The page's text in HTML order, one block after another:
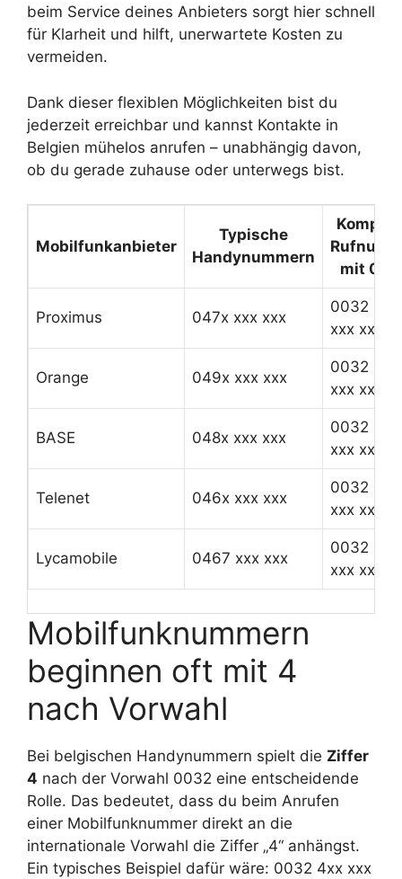
beim Service deines Anbieters sorgt hier schnell
für Klarheit und hilft, unerwartete Kosten zu
vermeiden.
Dank dieser flexiblen Möglichkeiten bist du
jederzeit erreichbar und kannst Kontakte in
Belgien mühelos anrufen – unabhängig davon,
ob du gerade zuhause oder unterwegs bist.
Mobilfunkanbieter
Typische
Handynummern
mit
Proximus 047x xxx xxx
0032 47x
xxx xxx
Orange 049x xxx xxx
0032 49x
xxx xxx
BASE 048x xxx xxx
0032 48x
xxx xxx
Telenet 046x xxx xxx
0032 46x
xxx xxx
Lycamobile 0467 xxx xxx
0032 467
xxx xxx
Mobilfunknummern
beginnen oft mit 4
nach Vorwahl
Bei belgischen Handynummern spielt die Ziffer
4 nach der Vorwahl 0032 eine entscheidende
Rolle. Das bedeutet, dass du beim Anrufen
einer Mobilfunknummer direkt an die
internationale Vorwahl die Ziffer „4“ anhängst.
Ein typisches Beispiel dafür wäre: 0032 4xx xxx